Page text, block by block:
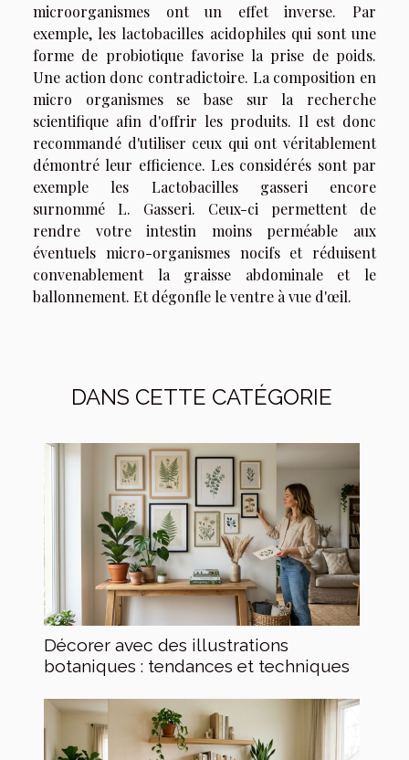
microorganismes ont un effet inverse. Par
exemple, les lactobacilles acidophiles qui sont une
forme de probiotique favorise la prise de poids.
Une action donc contradictoire. La composition en
micro organismes se base sur la recherche
scientifique afin d'offrir les produits. Il est donc
recommandé d'utiliser ceux qui ont véritablement
démontré leur efficience. Les considérés sont par
exemple les Lactobacilles gasseri encore
surnommé L. Gasseri. Ceux-ci permettent de
rendre votre intestin moins perméable aux
éventuels micro-organismes nocifs et réduisent
convenablement la graisse abdominale et le
ballonnement. Et dégonfle le ventre à vue d'œil.
DANS CETTE CATÉGORIE
Décorer avec des illustrations
botaniques : tendances et techniques